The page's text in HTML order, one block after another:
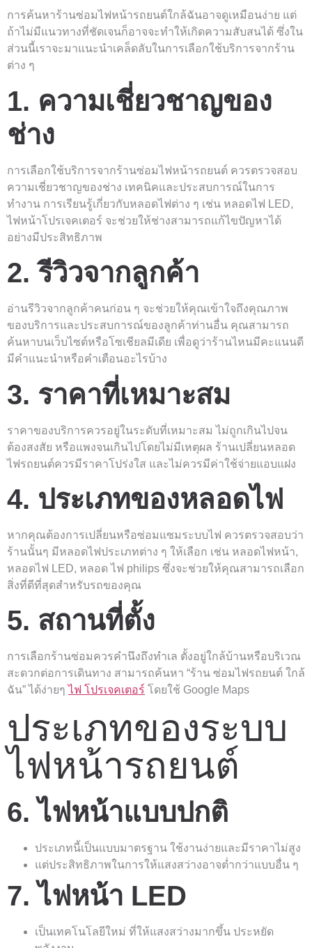
การค้นหาร้านซ่อมไฟหน้ารถยนต์ใกล้ฉันอาจดูเหมือนง่าย แต่
ถ้าไม่มีแนวทางที่ชัดเจนก็อาจจะทำให้เกิดความสับสนได้ ซึ่งใน
ส่วนนี้เราจะมาแนะนำเคล็ดลับในการเลือกใช้บริการจากร้าน
ต่าง ๆ
1. ความเชี่ยวชาญของ
ช่าง
การเลือกใช้บริการจากร้านซ่อมไฟหน้ารถยนต์ ควรตรวจสอบ
ความเชี่ยวชาญของช่าง เทคนิคและประสบการณ์ในการ
ทำงาน การเรียนรู้เกี่ยวกับหลอดไฟต่าง ๆ เช่น หลอดไฟ LED,
ไฟหน้าโปรเจคเตอร์ จะช่วยให้ช่างสามารถแก้ไขปัญหาได้
อย่างมีประสิทธิภาพ
2. รีวิวจากลูกค้า
อ่านรีวิวจากลูกค้าคนก่อน ๆ จะช่วยให้คุณเข้าใจถึงคุณภาพ
ของบริการและประสบการณ์ของลูกค้าท่านอื่น คุณสามารถ
ค้นหาบนเว็บไซต์หรือโซเชียลมีเดีย เพื่อดูว่าร้านไหนมีคะแนนดี
มีคำแนะนำหรือคำเตือนอะไรบ้าง
3. ราคาที่เหมาะสม
ราคาของบริการควรอยู่ในระดับที่เหมาะสม ไม่ถูกเกินไปจน
ต้องสงสัย หรือแพงจนเกินไปโดยไม่มีเหตุผล ร้านเปลี่ยนหลอด
ไฟรถยนต์ควรมีราคาโปร่งใส และไม่ควรมีค่าใช้จ่ายแอบแฝง
4. ประเภทของหลอดไฟ
หากคุณต้องการเปลี่ยนหรือซ่อมแซมระบบไฟ ควรตรวจสอบว่า
ร้านนั้นๆ มีหลอดไฟประเภทต่าง ๆ ให้เลือก เช่น หลอดไฟหน้า,
หลอดไฟ LED, หลอด ไฟ philips ซึ่งจะช่วยให้คุณสามารถเลือก
สิ่งที่ดีที่สุดสำหรับรถของคุณ
5. สถานที่ตั้ง
การเลือกร้านซ่อมควรคำนึงถึงทำเล ตั้งอยู่ใกล้บ้านหรือบริเวณ
สะดวกต่อการเดินทาง สามารถค้นหา “ร้าน ซ่อมไฟรถยนต์ ใกล้
ฉัน” ได้ง่ายๆไฟ โปรเจคเตอร์ โดยใช้ Google Maps
ประเภทของระบบ
ไฟหน้ารถยนต์
6. ไฟหน้าแบบปกติ
ประเภทนี้เป็นแบบมาตรฐาน ใช้งานง่ายและมีราคาไม่สูง
แต่ประสิทธิภาพในการให้แสงสว่างอาจต่ำกว่าแบบอื่น ๆ
7. ไฟหน้า LED
เป็นเทคโนโลยีใหม่ ที่ให้แสงสว่างมากขึ้น ประหยัด